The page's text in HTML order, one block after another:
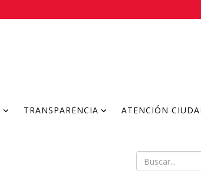
TRANSPARENCIA ATENCIÓN